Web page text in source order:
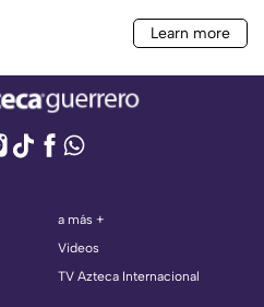
a más +
Videos
TV Azteca Internacional